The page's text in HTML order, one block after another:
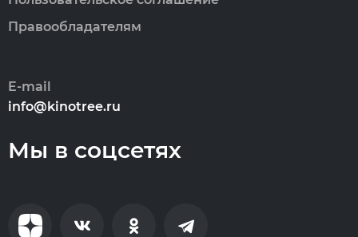
Правообладателям
E-mail
info@kinotree.ru
Мы в соцсетях